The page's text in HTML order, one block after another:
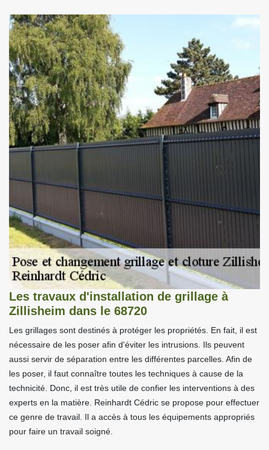
Les travaux d'installation de grillage à
Zillisheim dans le 68720
Les grillages sont destinés à protéger les propriétés. En fait, il est
nécessaire de les poser afin d'éviter les intrusions. Ils peuvent
aussi servir de séparation entre les différentes parcelles. Afin de
les poser, il faut connaître toutes les techniques à cause de la
technicité. Donc, il est très utile de confier les interventions à des
experts en la matière. Reinhardt Cédric se propose pour effectuer
ce genre de travail. Il a accès à tous les équipements appropriés
pour faire un travail soigné.